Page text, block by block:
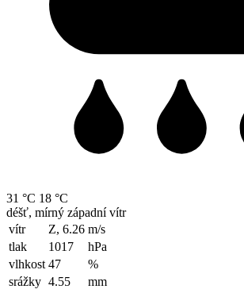
31 °C 18 °C
déšť, mírný západní vítr
vítr
Z, 6.26 m/s
tlak
1017
hPa
vlhkost 47
%
srážky 4.55
mm